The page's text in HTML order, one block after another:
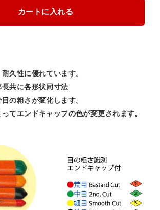
久性に優れています。
共に各形状同寸法
の粗さが変化します。
てエンドキャップの色が変更されます。